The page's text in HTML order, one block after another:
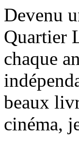
Devenu
Quartier
chaque
beaux
cinéma,